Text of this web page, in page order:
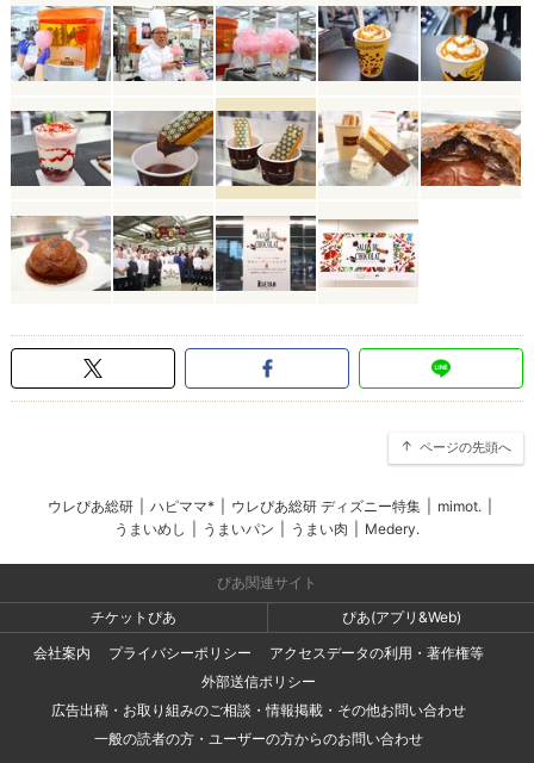
ページの先頭へ
ウレぴあ総研 ハピママ* ウレぴあ総研 ディズニー特集 mimot.
うまいめし
うまいパン うまい肉 Medery.
ぴあ関連サイト
チケットぴあ
ぴあ(アプリ&Web)
会社案内
プライバシーポリシー
アクセスデータの利用・著作権等
外部送信ポリシー
広告出稿・お取り組みのご相談・情報掲載・その他お問い合わせ
一般の読者の方・ユーザーの方からのお問い合わせ